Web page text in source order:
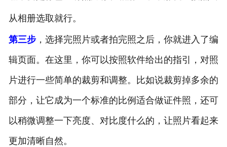
从相册选取就行。
第三步，选择完照片或者拍完照之后，你就进入了编
辑页面。在这里，你可以按照软件给出的指引，对照
片进行一些简单的裁剪和调整。比如说裁剪掉多余的
部分，让它成为一个标准的比例适合做证件照，还可
以稍微调整一下亮度、对比度什么的，让照片看起来
更加清晰自然。